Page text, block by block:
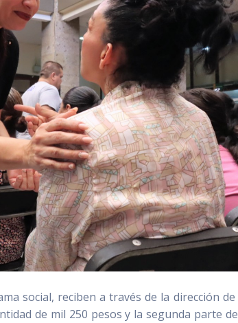
social, reciben a través de la dirección
de mil 250 pesos y la segunda parte